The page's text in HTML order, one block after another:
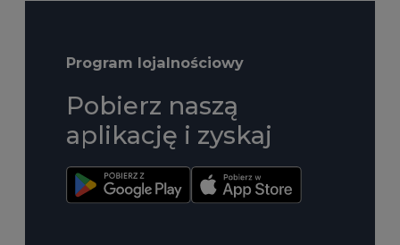
Program lojalnościowy
Pobierz naszą
aplikację i zyskaj